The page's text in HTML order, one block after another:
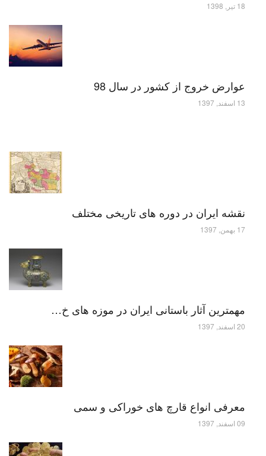
18 تیر, 1398
عوارض خروج از کشور در سال 98
13 اسفند, 1397
نقشه ایران در دوره های تاریخی مختلف
17 بهمن, 1397
مهمترین آثار باستانی ایران در موزه های خ…
20 اسفند, 1397
معرفی انواع قارچ های خوراکی و سمی
09 اسفند, 1397